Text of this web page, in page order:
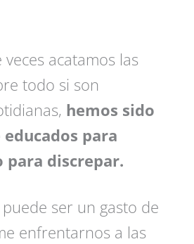
acatamos las
todo si son
hemos sido
para
para discrepar.
ser un gasto de
enfrentarnos a las